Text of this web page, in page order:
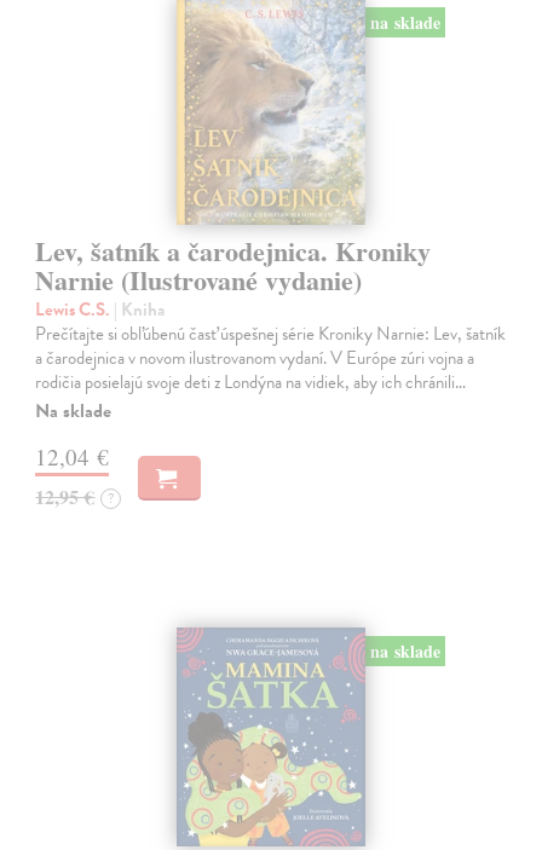
na sklade
Lev, šatník a čarodejnica. Kroniky
Narnie (Ilustrované vydanie)
Lewis C.S. | Kniha
Prečítajte si obľúbenú časť úspešnej série Kroniky Narnie: Lev, šatník
a čarodejnica v novom ilustrovanom vydaní. V Európe zúri vojna a
rodičia posielajú svoje deti z Londýna na vidiek, aby ich chránili…
Na sklade
12,04 €
12,95 € ?
na sklade